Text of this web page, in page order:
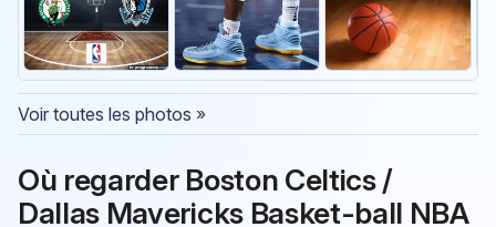
Voir toutes les photos »
Où regarder Boston Celtics /
Dallas Mavericks Basket-ball NBA